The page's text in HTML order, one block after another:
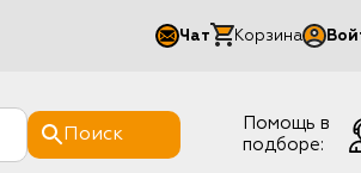
Чат Корзина
Поиск
Помощь в
подборе: